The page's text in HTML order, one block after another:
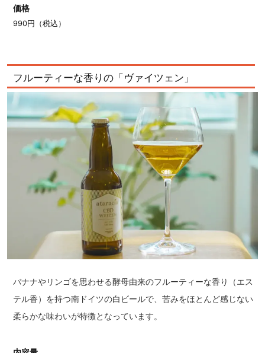
価格
990円（税込）
フルーティーな香りの「ヴァイツェン」
バナナやリンゴを思わせる酵母由来のフルーティーな香り（エス
テル香）を持つ南ドイツの白ビールで、苦みをほとんど感じない
柔らかな味わいが特徴となっています。